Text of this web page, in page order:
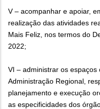
V – acompanhar e apoiar,
realização das atividades
Mais Feliz, nos termos do
2022;
VI – administrar os
Administração Regional,
planejamento e execução
as especificidades dos